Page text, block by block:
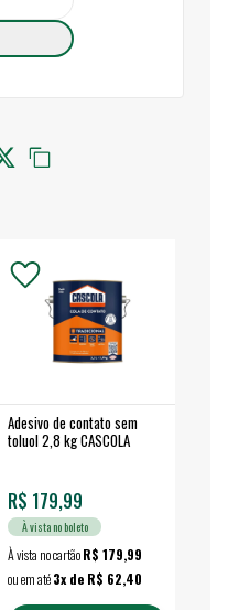
Adesivo de contato sem
toluol 2,8 kg CASCOLA
R$ 179,99
À vista no boleto
À vista no cartãoR$ 179,99
ou em até3x de R$ 62,40